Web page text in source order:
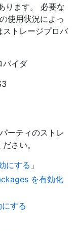
ります。 必要な
使用状況によっ
ストレージプロバ
バイダ
ーティのストレ
さい。
にする 」
を有効化
する